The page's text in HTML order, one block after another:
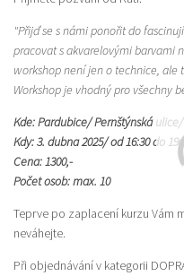
"Přijď se s námi ponořit do
pracovat s akvarelovými barvami
workshop není jen o technice, ale
Workshop je vhodný pro všechny
Kde: Pardubice/ Pernštýnská
Kdy: 3. dubna 2025/ od 16:30 do
Cena: 1300,-
Počet osob: max. 10
Teprve po zaplacení kurzu Vám
neváhejte.
Při objednávání v kategorii